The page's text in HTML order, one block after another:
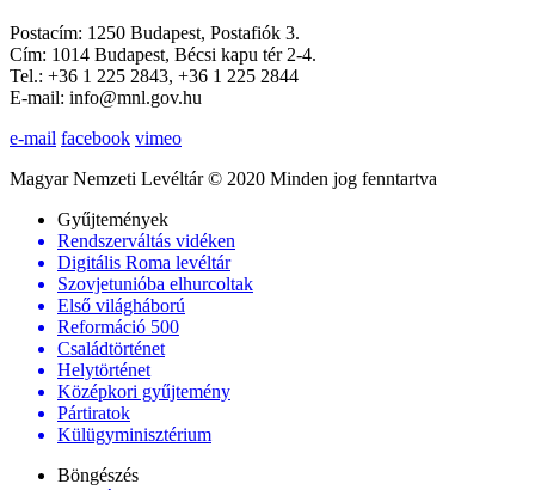
Postacím: 1250 Budapest, Postafiók 3.
Cím: 1014 Budapest, Bécsi kapu tér 2-4.
Tel.: +36 1 225 2843, +36 1 225 2844
E-mail: info@mnl.gov.hu
e-mail facebook vimeo
Magyar Nemzeti Levéltár © 2020 Minden jog fenntartva
Gyűjtemények
Rendszerváltás vidéken
Digitális Roma levéltár
Szovjetunióba elhurcoltak
Első világháború
Reformáció 500
Családtörténet
Helytörténet
Középkori gyűjtemény
Pártiratok
Külügyminisztérium
Böngészés